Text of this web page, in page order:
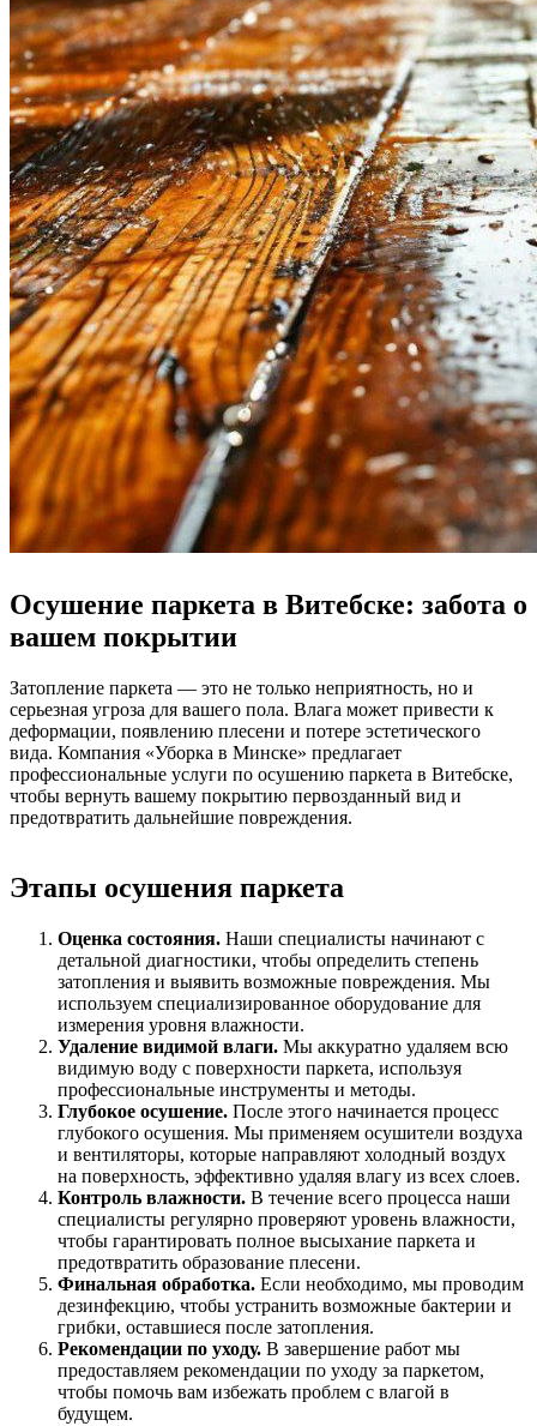
Осушение паркета в Витебске: забота о
вашем покрытии
Затопление паркета — это не только неприятность, но и
серьезная угроза для вашего пола. Влага может привести к
деформации, появлению плесени и потере эстетического
вида. Компания «Уборка в Минске» предлагает
профессиональные услуги по осушению паркета в Витебске,
чтобы вернуть вашему покрытию первозданный вид и
предотвратить дальнейшие повреждения.
Этапы осушения паркета
Оценка состояния. Наши специалисты начинают с
детальной диагностики, чтобы определить степень
затопления и выявить возможные повреждения. Мы
используем специализированное оборудование для
измерения уровня влажности.
Удаление видимой влаги. Мы аккуратно удаляем всю
видимую воду с поверхности паркета, используя
профессиональные инструменты и методы.
Глубокое осушение. После этого начинается процесс
глубокого осушения. Мы применяем осушители воздуха
и вентиляторы, которые направляют холодный воздух
на поверхность, эффективно удаляя влагу из всех слоев.
Контроль влажности. В течение всего процесса наши
специалисты регулярно проверяют уровень влажности,
чтобы гарантировать полное высыхание паркета и
предотвратить образование плесени.
Финальная обработка. Если необходимо, мы проводим
дезинфекцию, чтобы устранить возможные бактерии и
грибки, оставшиеся после затопления.
Рекомендации по уходу. В завершение работ мы
предоставляем рекомендации по уходу за паркетом,
чтобы помочь вам избежать проблем с влагой в
будущем.